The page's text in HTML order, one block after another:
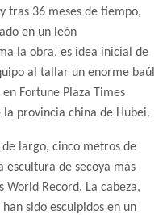
tras 36 meses de tiempo,
en un león
la obra, es idea inicial de
al tallar un enorme baúl
Fortune Plaza Times
provincia china de Hubei.
largo, cinco metros de
escultura de secoya más
World Record. La cabeza,
han sido esculpidos en un